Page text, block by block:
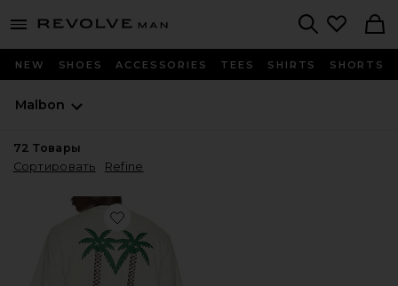
menu - shows more content
Revolve
NEW SHOES ACCESSORIES TEES SHIRTS SHORTS
Malbon
72 Товары
Сортировать
Refine
Favorite ФУТБОЛКА PALMS BERMUDA